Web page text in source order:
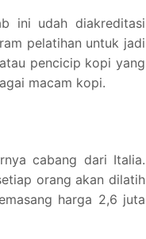
ini udah diakreditasi
pelatihan untuk jadi
pencicip kopi yang
macam kopi.
cabang dari Italia.
orang akan dilatih
harga 2,6 juta